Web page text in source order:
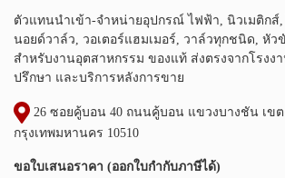
ตัวแทนนำเข้า-จำหน่ายอุปกรณ์ ไฟฟ้า, นิวเมติกส์
นอยด์วาล์ว, วอเตอร์แฮมเมอร์, วาล์วทุกชนิด, หัว
สำหรับงานอุตสาหกรรม ของแท้ ส่งตรงจากโรงง
ปรึกษา และบริการหลังการขาย
26 ซอยคู้บอน 40 ถนนคู้บอน แขวงบางชัน เข
กรุงเทพมหานคร 10510
ขอใบเสนอราคา (ออกใบกำกับภาษีได้)